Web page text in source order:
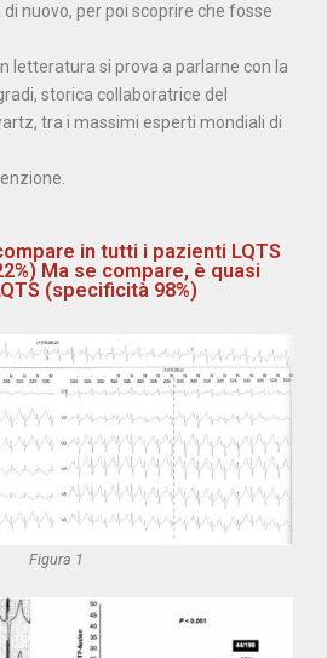
nuovo, per poi scoprire che fosse
letteratura si prova a parlarne con la
storica collaboratrice del
tra i massimi esperti mondiali di
in tutti i pazienti LQTS
Ma se compare, è quasi
(specificità 98%)
Figura 1